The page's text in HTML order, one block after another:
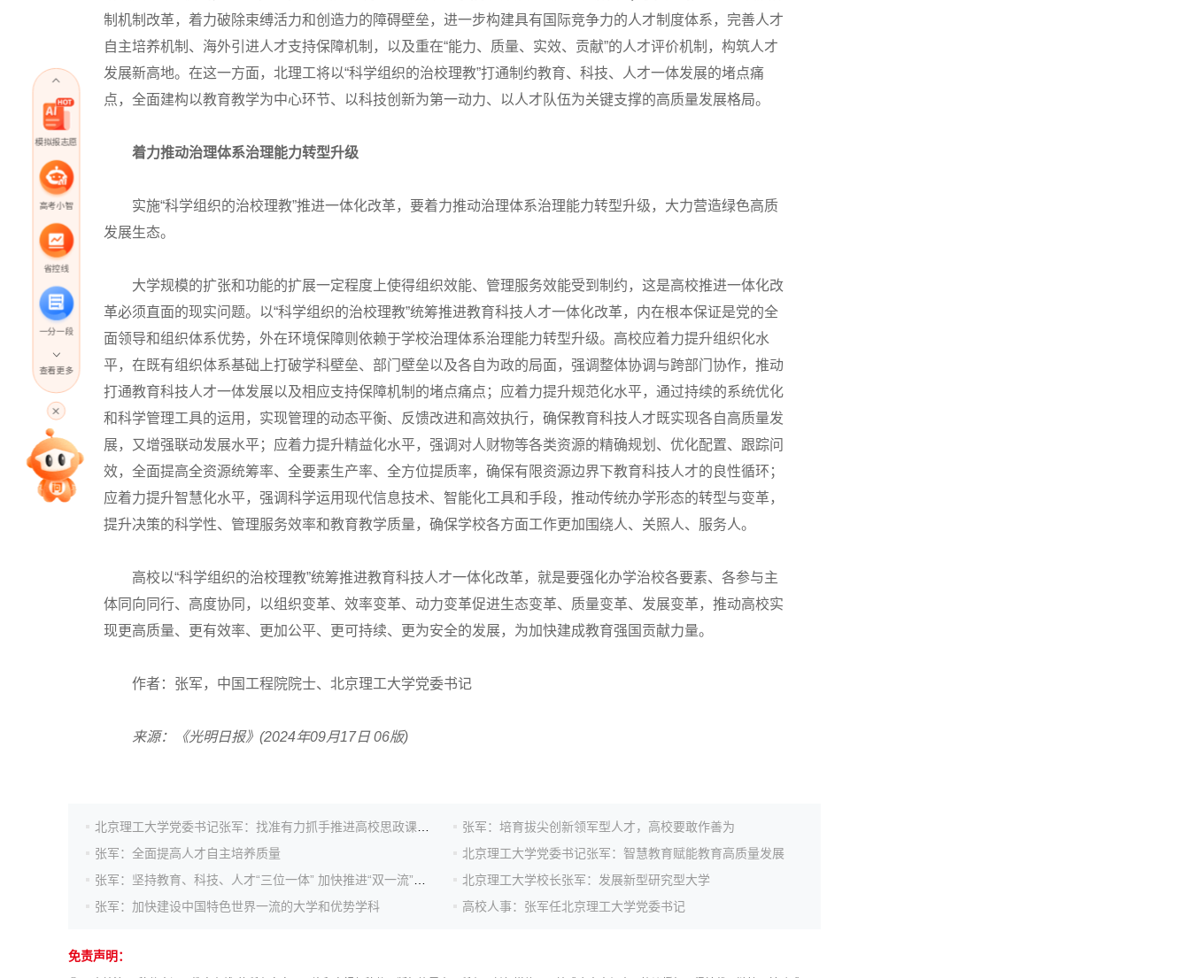
制机制改革，着力破除束缚活力和创造力的障碍壁垒，进一步构建具有国际竞争力的人才制度体系，完善人才
自主培养机制、海外引进人才支持保障机制，以及重在“能力、质量、实效、贡献”的人才评价机制，构筑人才
发展新高地。在这一方面，北理工将以“科学组织的治校理教”打通制约教育、科技、人才一体发展的堵点痛
点，全面建构以教育教学为中心环节、以科技创新为第一动力、以人才队伍为关键支撑的高质量发展格局。
着力推动治理体系治理能力转型升级
实施“科学组织的治校理教”推进一体化改革，要着力推动治理体系治理能力转型升级，大力营造绿色高质
发展生态。
大学规模的扩张和功能的扩展一定程度上使得组织效能、管理服务效能受到制约，这是高校推进一体化改
革必须直面的现实问题。以“科学组织的治校理教”统筹推进教育科技人才一体化改革，内在根本保证是党的全
面领导和组织体系优势，外在环境保障则依赖于学校治理体系治理能力转型升级。高校应着力提升组织化水
平，在既有组织体系基础上打破学科壁垒、部门壁垒以及各自为政的局面，强调整体协调与跨部门协作，推动
打通教育科技人才一体发展以及相应支持保障机制的堵点痛点；应着力提升规范化水平，通过持续的系统优化
和科学管理工具的运用，实现管理的动态平衡、反馈改进和高效执行，确保教育科技人才既实现各自高质量发
展，又增强联动发展水平；应着力提升精益化水平，强调对人财物等各类资源的精确规划、优化配置、跟踪问
效，全面提高全资源统筹率、全要素生产率、全方位提质率，确保有限资源边界下教育科技人才的良性循环；
应着力提升智慧化水平，强调科学运用现代信息技术、智能化工具和手段，推动传统办学形态的转型与变革，
提升决策的科学性、管理服务效率和教育教学质量，确保学校各方面工作更加围绕人、关照人、服务人。
高校以“科学组织的治校理教”统筹推进教育科技人才一体化改革，就是要强化办学治校各要素、各参与主
体同向同行、高度协同，以组织变革、效率变革、动力变革促进生态变革、质量变革、发展变革，推动高校实
现更高质量、更有效率、更加公平、更可持续、更为安全的发展，为加快建成教育强国贡献力量。
作者：张军，中国工程院院士、北京理工大学党委书记
来源：《光明日报》(2024年09月17日 06版)
张军：培育拔尖创新领军型人才，高校要敢作善为
张军：全面提高人才自主培养质量
北京理工大学党委书记张军：智慧教育赋能教育高质量发展
北京理工大学校长张军：发展新型研究型大学
张军：加快建设中国特色世界一流的大学和优势学科
高校人事：张军任北京理工大学党委书记
免责声明：
模拟报志愿
高考小智
省控线
一分一段
高考直播
专家指导课
查看更多